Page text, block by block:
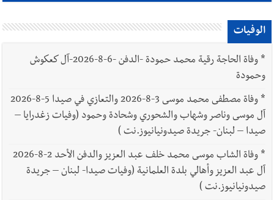
الوفيات
*
وفاة الحاجة رقية محمد حمودة -الدفن -6-8-2026-آل كعكوش
وحمودة
*
وفاة مصطفى محمد موسى 3-8-2026 والتعازي في صيدا 5-8-2026
آل موسى وناصر وشهاب والشحوري وشحادة وحمود (وفيات زغدرايا –
صيدا – لبنان- جريدة صيدونيانيوز.نت )
*
وفاة الشاب موسى محمد خلف عبد العزيز والدفن الأحد 2-8-2026
آل عبد العزيز وأهالي بلدة العلمانية (وفيات صيدا- لبنان – جريدة
صيدونيانيوز.نت )